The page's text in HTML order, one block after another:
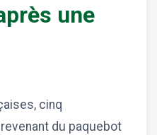
une
cinq
du paquebot